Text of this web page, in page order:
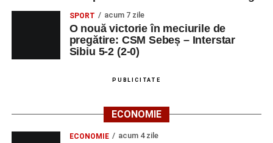
SPORT acum 7 zile
O nouă victorie în meciurile de
pregătire: CSM Sebeș – Interstar
Sibiu 5-2 (2-0)
PUBLICITATE
ECONOMIE
ECONOMIE acum 4 zile